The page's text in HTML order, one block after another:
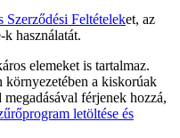
Szerződési Feltételeket, az
k használatát.
elemeket is tartalmaz.
környezetében a kiskorúak
férjenek hozzá,
letöltése és